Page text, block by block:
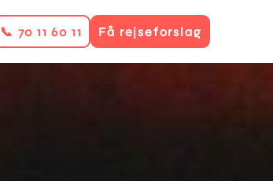
📞 70 11 60 11 Få rejseforslag